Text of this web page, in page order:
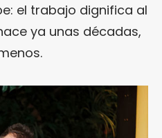
el trabajo dignifica al
ya unas décadas,